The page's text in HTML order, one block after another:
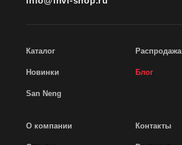
Каталог Распродажа
Новинки Блог
San Neng
О компании Контакты